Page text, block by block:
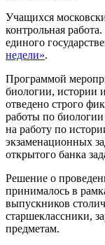
Учащихся
контрольная
единого
недели».
Программой
биологии, истории
отведено строго
работы по биологии
на работу по
экзаменационных
открытого банка
Решение о
принималось в
выпускников
старшеклассники,
предметам.